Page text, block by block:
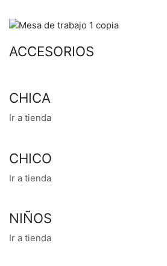
ACCESORIOS
CHICA
Ir a tienda
CHICO
Ir a tienda
NIÑOS
Ir a tienda